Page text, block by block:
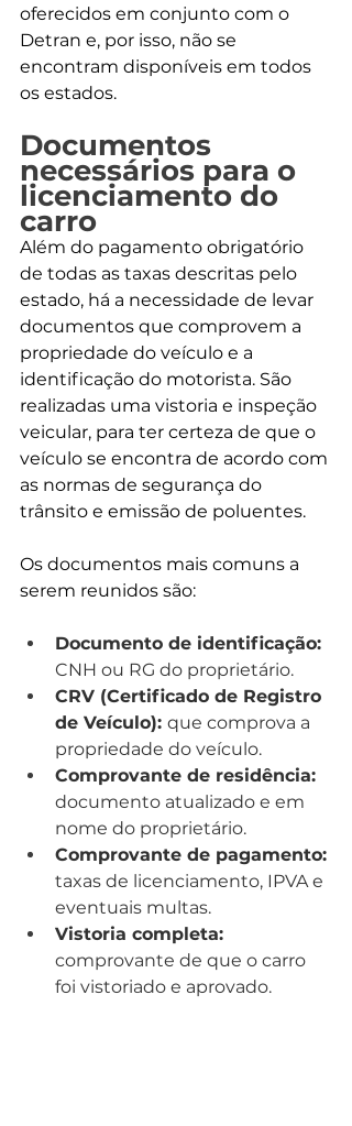
oferecidos em conjunto com o
Detran e, por isso, não se
encontram disponíveis em todos
os estados.
Documentos
necessários para o
licenciamento do
carro
Além do pagamento obrigatório
de todas as taxas descritas pelo
estado, há a necessidade de levar
documentos que comprovem a
propriedade do veículo e a
identificação do motorista. São
realizadas uma vistoria e inspeção
veicular, para ter certeza de que o
veículo se encontra de acordo com
as normas de segurança do
trânsito e emissão de poluentes.
Os documentos mais comuns a
serem reunidos são:
Documento de identificação:
CNH ou RG do proprietário.
CRV (Certificado de Registro
de Veículo): que comprova a
propriedade do veículo.
Comprovante de residência:
documento atualizado e em
nome do proprietário.
Comprovante de pagamento:
taxas de licenciamento, IPVA e
eventuais multas.
Vistoria completa:
comprovante de que o carro
foi vistoriado e aprovado.